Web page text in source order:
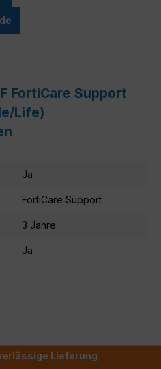
FortiCare Support
Life)
Ja
FortiCare Support
3 Jahre
Ja
Lieferung